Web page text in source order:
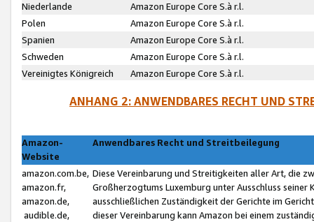
Niederlande
Amazon Europe Core S.à r.l.
Polen
Amazon Europe Core S.à r.l.
Spanien
Amazon Europe Core S.à r.l.
Schweden
Amazon Europe Core S.à r.l.
Vereinigtes Königreich
Amazon Europe Core S.à r.l.
ANHANG 2: ANWENDBARES RECHT UND
Amazon-
Website
Anwendbares Recht und Streitbeilegung
amazon.com.be,
amazon.fr,
amazon.de,
audible.de,
Diese Vereinbarung und Streitigkeiten aller Art, die
Großherzogtums Luxemburg unter Ausschluss
ausschließlichen Zuständigkeit der Gerichte im
dieser Vereinbarung kann Amazon bei einem